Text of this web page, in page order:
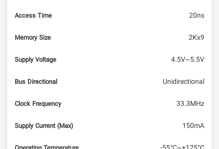
Access Time 20ns
Memory Size 2Kx9
Supply Voltage 4.5V~5.5V
Bus Directional Unidirectional
Clock Frequency 33.3MHz
Supply Current (Max) 150mA